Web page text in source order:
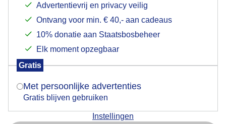
Advertentievrij en privacy veilig
Ontvang voor min. € 40,- aan cadeaus
10% donatie aan Staatsbosbeheer
Elk moment opzegbaar
Gratis
Met persoonlijke advertenties
Gratis blijven gebruiken
Instellingen
nootjes uit het containertje.
Indien je hier nog geen akkoord op hebt gegeven,
verschijnt er zo een pop-up uit je browser waarin
Is goed, toon de popup
Nu niet, misschien later